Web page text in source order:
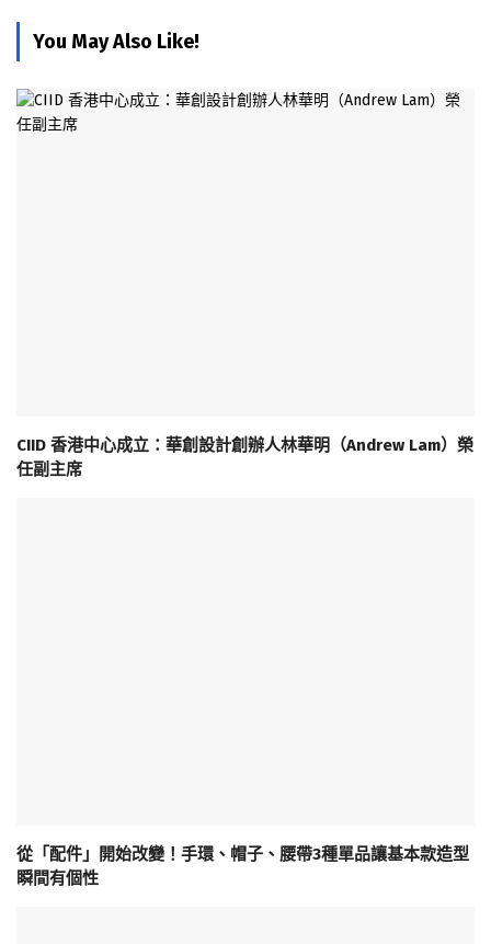
You May Also Like!
CIID 香港中心成立：華創設計創辦人林華明（Andrew Lam）榮
任副主席
從「配件」開始改變！手環、帽子、腰帶3種單品讓基本款造型
瞬間有個性